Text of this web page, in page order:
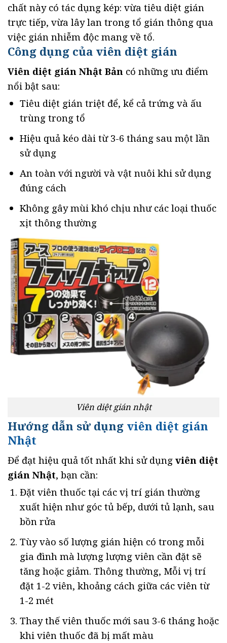
chất này có tác dụng kép: vừa tiêu diệt gián
trực tiếp, vừa lây lan trong tổ gián thông qua
việc gián nhiễm độc mang về tổ.
Công dụng của viên diệt gián
Viên diệt gián Nhật Bản có những ưu điểm
nổi bật sau:
Tiêu diệt gián triệt để, kể cả trứng và ấu
trùng trong tổ
Hiệu quả kéo dài từ 3-6 tháng sau một lần
sử dụng
An toàn với người và vật nuôi khi sử dụng
đúng cách
Không gây mùi khó chịu như các loại thuốc
xịt thông thường
Viên diệt gián nhật
Hướng dẫn sử dụng viên diệt gián
Nhật
Để đạt hiệu quả tốt nhất khi sử dụng viên diệt
gián Nhật, bạn cần:
Đặt viên thuốc tại các vị trí gián thường
xuất hiện như góc tủ bếp, dưới tủ lạnh, sau
bồn rửa
Tùy vào số lượng gián hiện có trong mỗi
gia đình mà lượng lượng viên cần đặt sẽ
tăng hoặc giảm. Thông thường, Mỗi vị trí
đặt 1-2 viên, khoảng cách giữa các viên từ
1-2 mét
Thay thế viên thuốc mới sau 3-6 tháng hoặc
khi viên thuốc đã bị mất màu